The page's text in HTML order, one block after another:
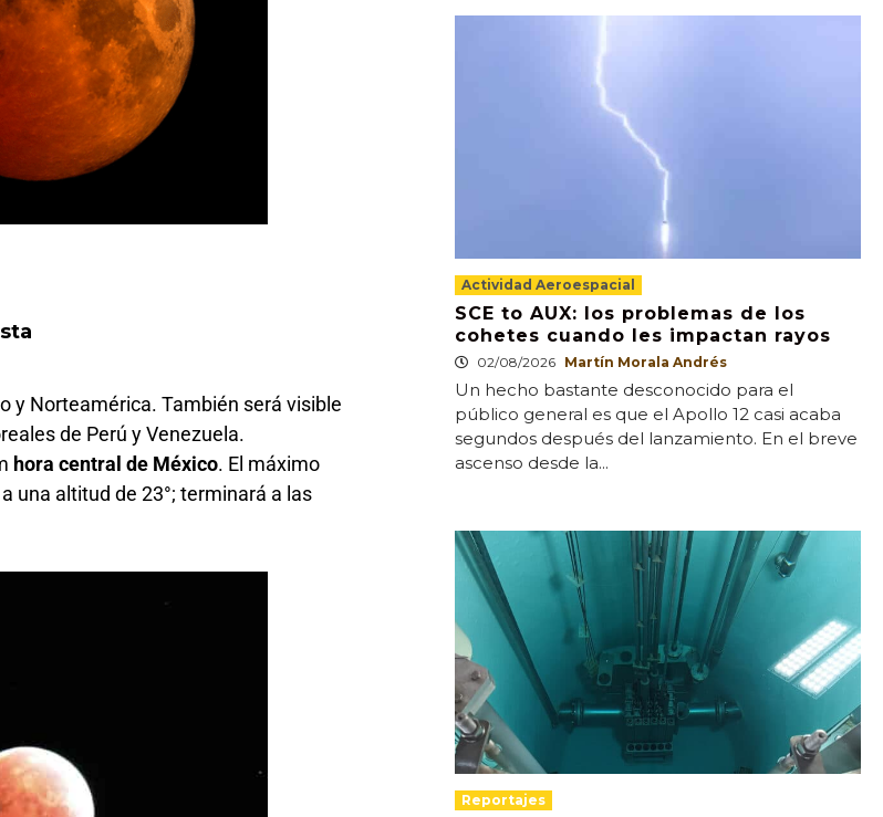
y Norteamérica. También será visible
de Perú y Venezuela.
hora central de México. El máximo
una altitud de 23°; terminará a las
Actividad Aeroespacial
SCE to AUX: los problemas de los
cohetes cuando les impactan rayos
02/08/2026 Martín Morala Andrés
Un hecho bastante desconocido para el
público general es que el Apollo 12 casi acaba
segundos después del lanzamiento. En el breve
ascenso desde la...
Reportajes